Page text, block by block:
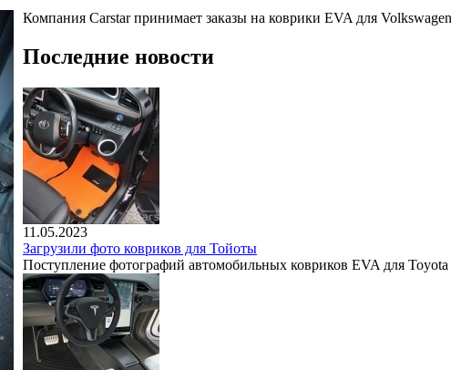
Компания Carstar принимает заказы на коврики EVA для Volkswagen
Последние новости
11.05.2023
Загрузили фото ковриков для Тойоты
Поступление фотографий автомобильных ковриков EVA для Toyota